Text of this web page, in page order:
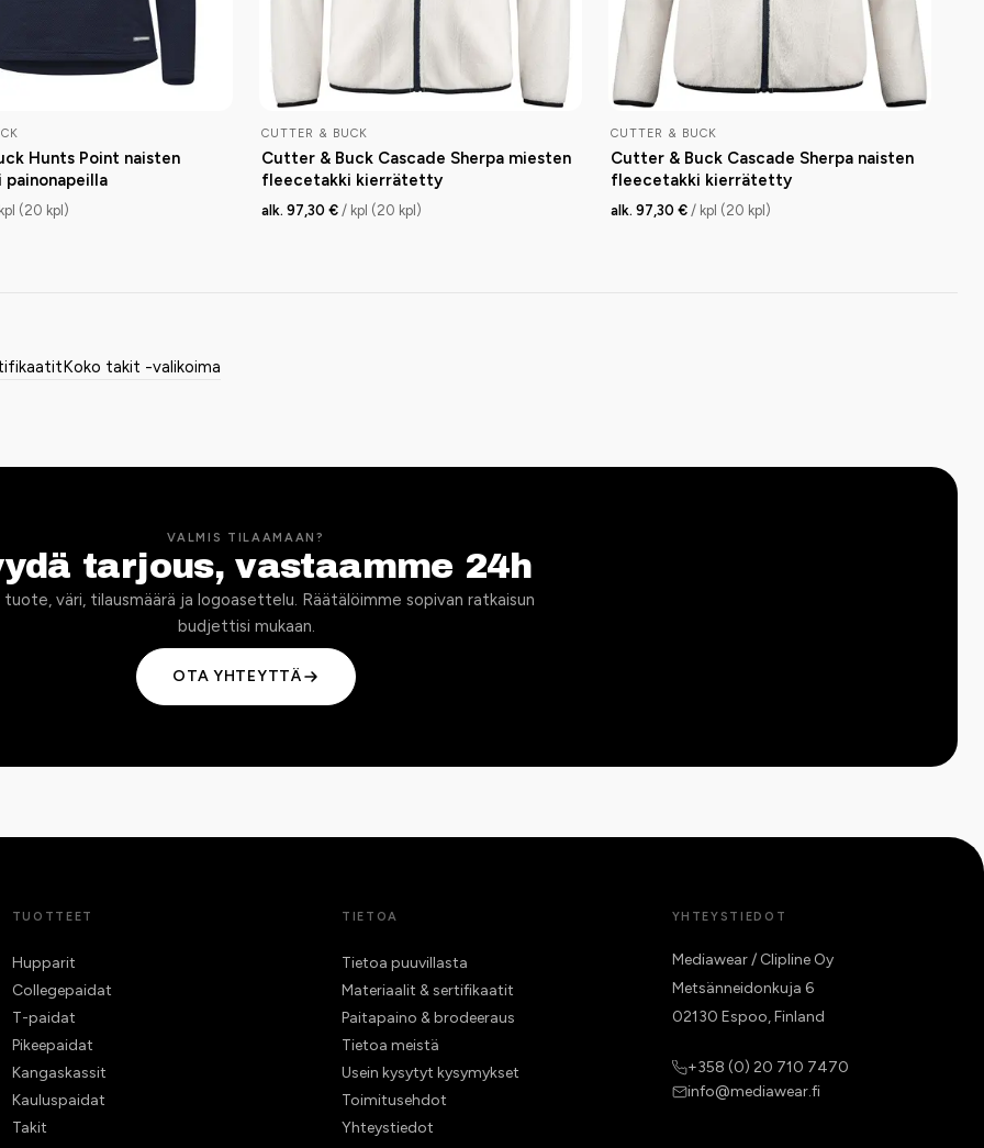
Hunts Point naisten
(20 kpl)
CUTTER & BUCK
Cutter & Buck Cascade Sherpa miesten
fleecetakki kierrätetty
alk. 97,30 € / kpl (20 kpl)
CUTTER & BUCK
Cutter & Buck Cascade Sherpa naisten
fleecetakki kierrätetty
alk. 97,30 € / kpl (20 kpl)
Koko takit -valikoima
VALMIS TILAAMAAN?
tarjous, vastaamme 24h
tuote, väri, tilausmäärä ja logoasettelu. Räätälöimme sopivan ratkaisun
budjettisi mukaan.
OTA YHTEYTTÄ
TUOTTEET
Hupparit
Collegepaidat
T-paidat
Pikeepaidat
Kangaskassit
Kauluspaidat
Takit
TIETOA
Tietoa puuvillasta
Materiaalit & sertifikaatit
Paitapaino & brodeeraus
Tietoa meistä
Usein kysytyt kysymykset
Toimitusehdot
Yhteystiedot
YHTEYSTIEDOT
Mediawear / Clipline Oy
Metsänneidonkuja 6
02130 Espoo, Finland
+358 (0) 20 710 7470
info@mediawear.fi